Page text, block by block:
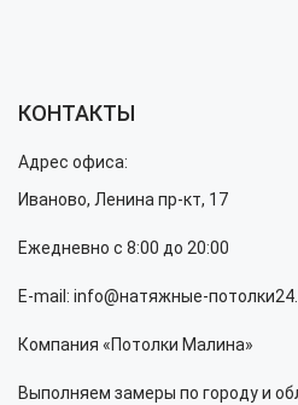
КОНТАКТЫ
Адрес офиса:
Иваново, Ленина пр-кт, 17
Ежедневно с 8:00 до 20:00
E-mail: info@натяжные-
Компания «Потолки Малина»
Выполняем замеры по городу и